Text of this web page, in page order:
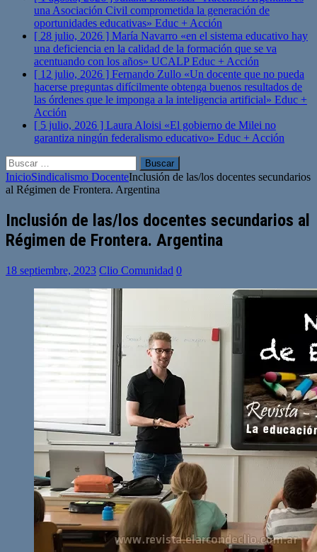
una Asociación Civil comprometida la generación de
oportunidades educativas» Educ + Acción
[ 28 julio, 2026 ] María Navarro «en el sistema educativo hay
una deficiencia en la calidad de la formación que se va
acentuando con los años» UCALPEduc + Acción
[ 12 julio, 2026 ] Fernando Zullo «Un docente que no pueda
hacerse preguntas difícilmente obtenga buenos resultados de
las órdenes que le imponga a la inteligencia artificial» Educ +
Acción
[ 5 julio, 2026 ] Laura Aloisi «El gobierno de Milei no
garantiza ningún federalismo educativo» Educ + Acción
Buscar:
InicioSindicalismo DocenteInclusión de las/los docentes secundarios
al Régimen de Frontera. Argentina
Inclusión de las/los docentes secundarios al
Régimen de Frontera. Argentina
18 septiembre, 2023 Clio Comunidad 0